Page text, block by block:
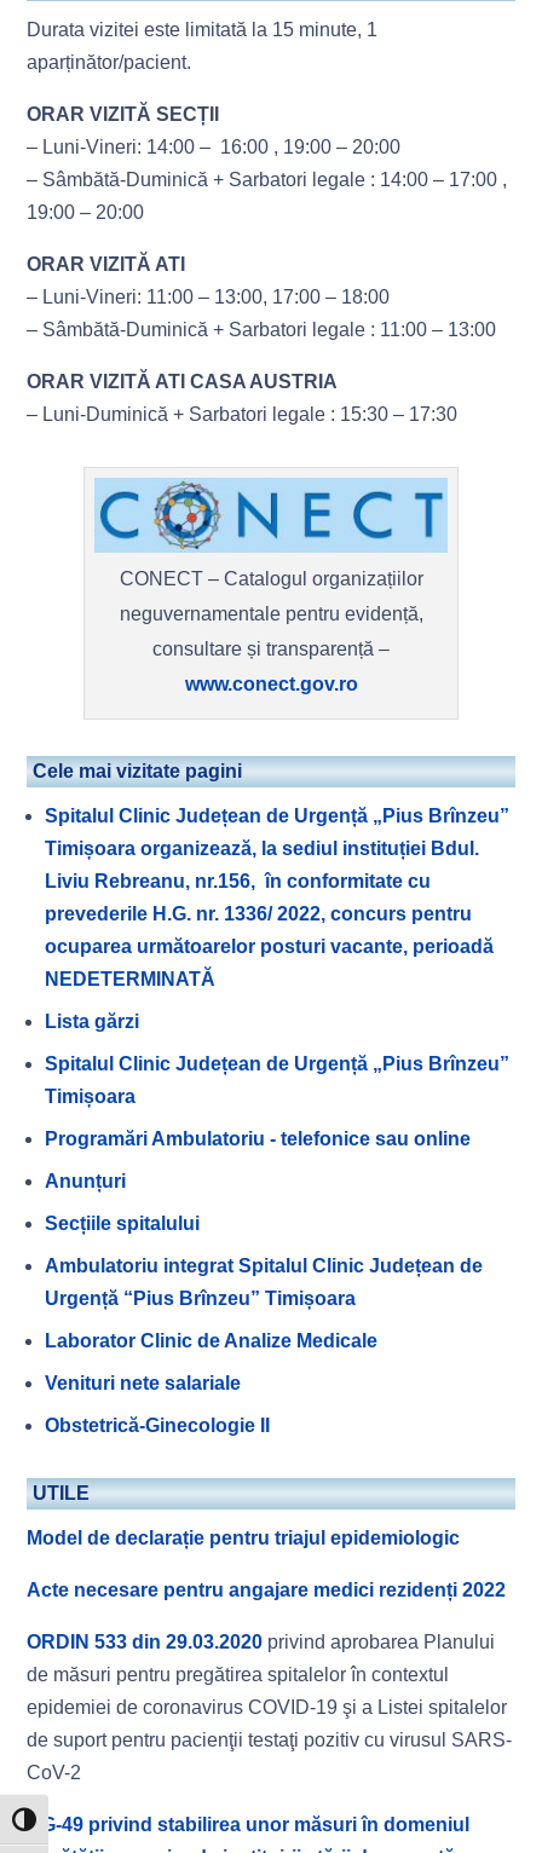
Toggle High Contrast
Durata vizitei este limitată la 15 minute, 1
aparținător/pacient.
ORAR VIZITĂ SECȚII
– Luni-Vineri: 14:00 – 16:00 , 19:00 – 20:00
– Sâmbătă-Duminică + Sarbatori legale : 14:00 – 17:00 ,
19:00 – 20:00
ORAR VIZITĂ ATI
– Luni-Vineri: 11:00 – 13:00, 17:00 – 18:00
– Sâmbătă-Duminică + Sarbatori legale : 11:00 – 13:00
ORAR VIZITĂ ATI CASA AUSTRIA
– Luni-Duminică + Sarbatori legale : 15:30 – 17:30
CONECT – Catalogul organizațiilor
neguvernamentale pentru evidență,
consultare și transparență –
www.conect.gov.ro
Cele mai vizitate pagini
Spitalul Clinic Județean de Urgență „Pius Brînzeu”
Timișoara organizează, la sediul instituției Bdul.
Liviu Rebreanu, nr.156, în conformitate cu
prevederile H.G. nr. 1336/ 2022, concurs pentru
ocuparea următoarelor posturi vacante, perioadă
NEDETERMINATĂ
Lista gărzi
Spitalul Clinic Județean de Urgență „Pius Brînzeu”
Timișoara
Programări Ambulatoriu - telefonice sau online
Anunțuri
Secțiile spitalului
Ambulatoriu integrat Spitalul Clinic Județean de
Urgență “Pius Brînzeu” Timișoara
Laborator Clinic de Analize Medicale
Venituri nete salariale
Obstetrică-Ginecologie II
UTILE
Model de declarație pentru triajul epidemiologic
Acte necesare pentru angajare medici rezidenți 2022
ORDIN 533 din 29.03.2020 privind aprobarea Planului
de măsuri pentru pregătirea spitalelor în contextul
epidemiei de coronavirus COVID-19 şi a Listei spitalelor
de suport pentru pacienţii testaţi pozitiv cu virusul SARS-
CoV-2
HG-49 privind stabilirea unor măsuri în domeniul